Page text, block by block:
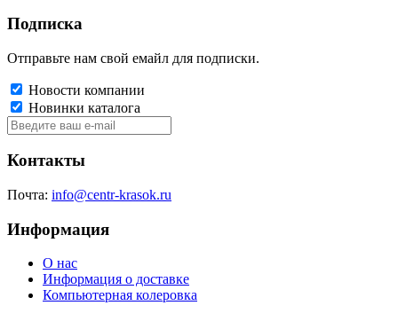
Подписка
Отправьте нам свой емайл для подписки.
Новости компании
Новинки каталога
Контакты
Почта: info@centr-krasok.ru
Информация
О нас
Информация о доставке
Компьютерная колеровка